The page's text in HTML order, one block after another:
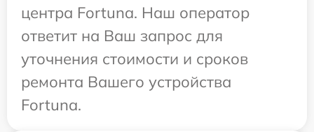
центра Fortuna. Наш оператор
ответит на Ваш запрос для
уточнения стоимости и сроков
ремонта Вашего устройства
Fortuna.